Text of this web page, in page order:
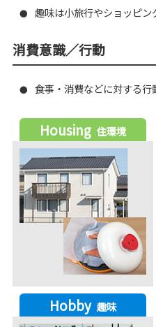
● 趣味は小旅行やショッピン
消費意識／行動
● 食事・消費などに対する行
Housing 住環境
Hobby 趣味